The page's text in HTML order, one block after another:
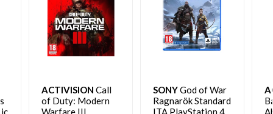
ACTIVISION Call
of Duty: Modern
Warfare III
SONYGod of War
Ragnarök Standard
ITA PlayStation 4